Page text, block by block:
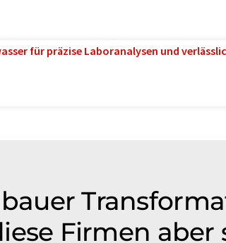
für präzise Laboranalysen und
Firmen aber